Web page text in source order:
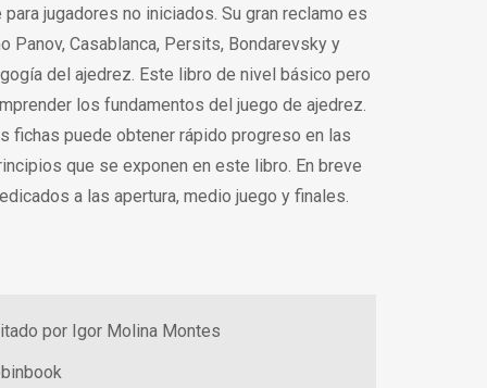
jugadores no iniciados. Su gran reclamo es
Panov, Casablanca, Persits, Bondarevsky y
del ajedrez. Este libro de nivel básico pero
los fundamentos del juego de ajedrez.
fichas puede obtener rápido progreso en las
que se exponen en este libro. En breve
a las apertura, medio juego y finales.
por Igor Molina Montes